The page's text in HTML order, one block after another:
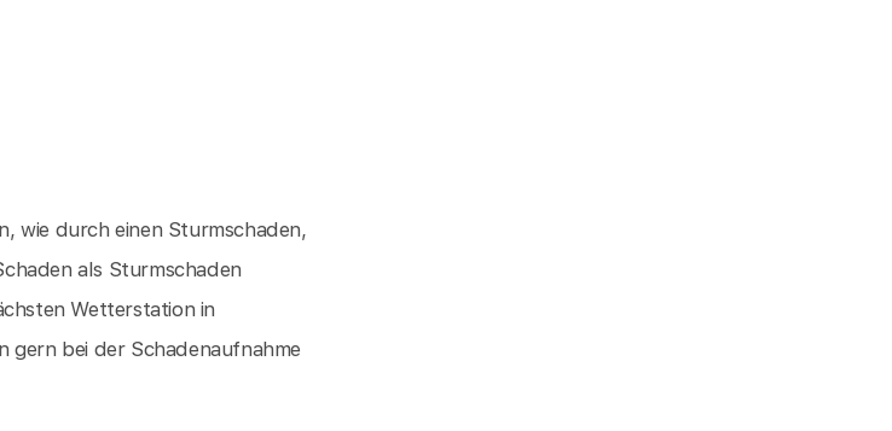
wie durch einen Sturmschaden,
als Sturmschaden
Wetterstation in
gern bei der Schadenaufnahme